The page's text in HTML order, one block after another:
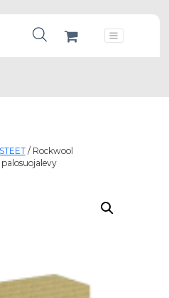
Products search
/ Rockwool